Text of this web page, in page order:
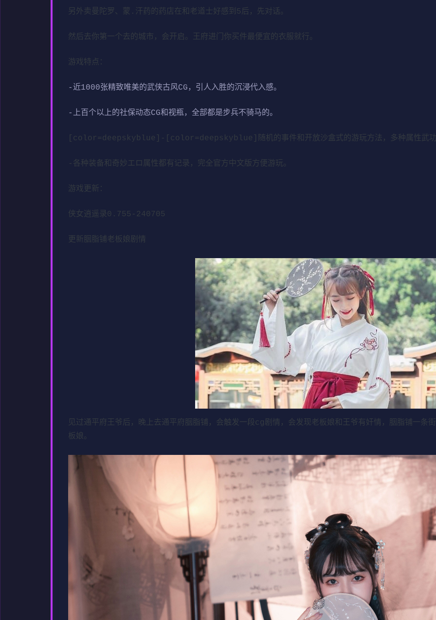
另外卖曼陀罗、蒙.汗药的药店在和老道士好感到5后，先对话。
然后去你第一个去的城市，会开启。王府进门你买件最便宜的衣服就行。
游戏特点：
-近1000张精致唯美的武侠古风CG，引人入胜的沉浸代入感。
-上百个以上的社保动态CG和视瓶，全部都是步兵不骑马的。
[color=deepskyblue]-[color=deepskyblue]随机的事件和开放沙盒式的游玩方法，多种属性武功
-各种装备和奇妙エロ属性都有记录，完全官方中文版方便游玩。
游戏更新：
侠女逍遥录0.755-240705
更新胭脂铺老板娘剧情
见过通平府王爷后，晚上去通平府胭脂铺，会触发一段cg剧情，会发现老板娘和王爷有奸情，胭脂铺一条
板娘。